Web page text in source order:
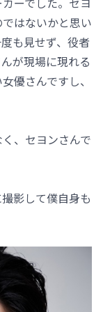
はないかと思い
も見せず、役者
が現場に現れる
優さんですし、
、セヨンさんで
影して僕自身も